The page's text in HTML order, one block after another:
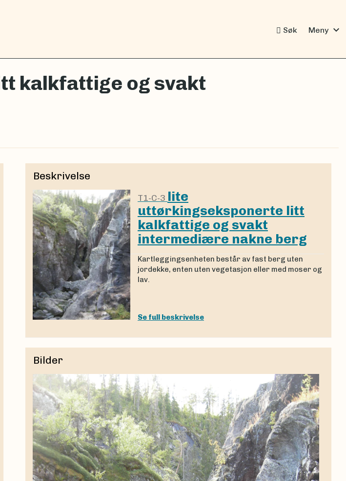
Søk Meny expand_more
kalkfattige og svakt
Beskrivelse
T1-C-3 lite
uttørkingseksponerte litt
kalkfattige og svakt
intermediære nakne berg
Kartleggingsenheten består av fast berg uten
jordekke, enten uten vegetasjon eller med moser og
lav.
Se full beskrivelse
Bilder